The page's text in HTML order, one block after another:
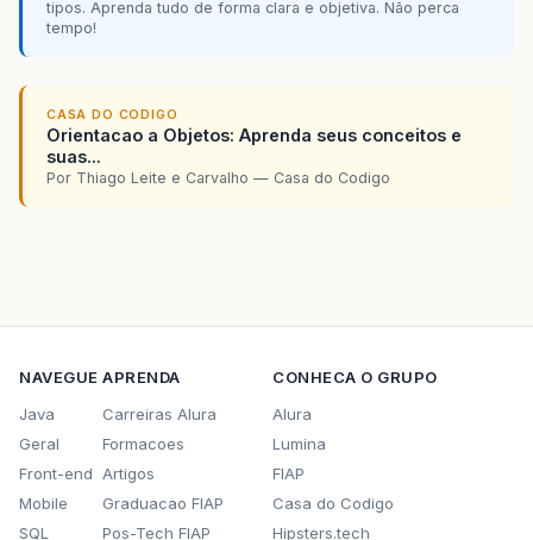
tipos. Aprenda tudo de forma clara e objetiva. Não perca
tempo!
CASA DO CODIGO
Orientacao a Objetos: Aprenda seus conceitos e
suas...
Por Thiago Leite e Carvalho — Casa do Codigo
NAVEGUE
Java
Geral
Front-end
Mobile
SQL
APRENDA
Carreiras Alura
Formacoes
Artigos
Graduacao FIAP
Pos-Tech FIAP
CONHECA O GRUPO
Alura
Lumina
FIAP
Casa do Codigo
Hipsters.tech